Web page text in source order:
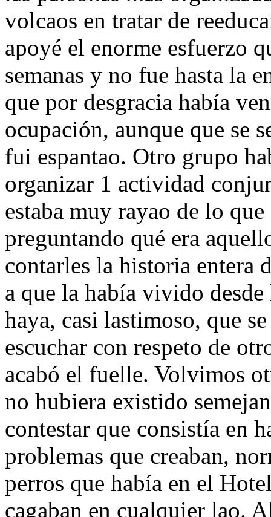
volcaos en tratar de
apoyé el enorme esfuerzo
semanas y no fue hasta la
que por desgracia había
ocupación, aunque que se
fui espantao. Otro grupo
organizar 1 actividad
estaba muy rayao de lo
preguntando qué era
contarles la historia entera
a que la había vivido
haya, casi lastimoso, que
escuchar con respeto de
acabó el fuelle. Volvimos
no hubiera existido
contestar que consistía en
problemas que creaban,
perros que había en el
cagaban en cualquier lao.